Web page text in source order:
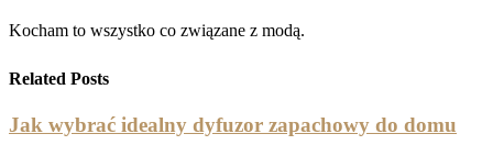
Kocham to wszystko co związane z modą.
Related Posts
Jak wybrać idealny dyfuzor zapachowy do domu